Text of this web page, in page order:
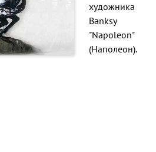
художника
Banksy
"Napoleon"
(Наполеон).